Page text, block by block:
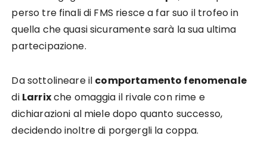
perso tre finali di FMS riesce a far suo il trofeo in
quella che quasi sicuramente sarà la sua ultima
partecipazione.
Da sottolineare il comportamento fenomenale
di Larrixche omaggia il rivale con rime e
dichiarazioni al miele dopo quanto successo,
decidendo inoltre di porgergli la coppa.